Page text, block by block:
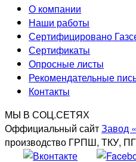
О компании
Наши работы
Сертифицировано
Сертификаты
Опросные листы
Рекомендательные
Контакты
МЫ В СОЦ.СЕТЯХ
Оффициальный сайтЗавод
производство ГРПШ, ТКУ,